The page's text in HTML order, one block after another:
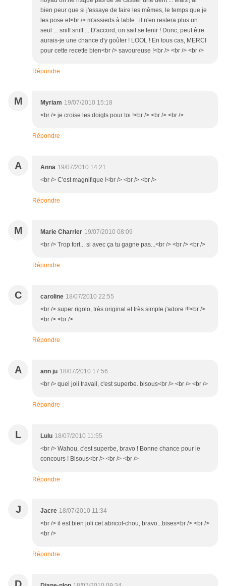
bien peur que si j'essaye de faire les mêmes, le temps que je
les pose et<br /> m'assieds à table : il n'en restera plus un
seul ... sniff sniff ... D'accord, on sait se tenir ! Donc, peut être
aurais-je une chance d'y goûter ! LOOL ! En tous cas, MERCI
pour cette recette bien<br /> savoureuse !<br /> <br /> <br />
Répondre
M Myriam 19/07/2010 15:18
<br /> je croise les doigts pour toi !<br /> <br /> <br />
Répondre
A Anna 19/07/2010 14:21
<br /> C'est magnifique !<br /> <br /> <br />
Répondre
M Marie Charrier 19/07/2010 08:09
<br /> Trop fort... si avec ça tu gagne pas...<br /> <br /> <br />
Répondre
C caroline 18/07/2010 22:55
<br /> super rigolo, très original et très simple j'adore !!!<br />
<br /> <br />
Répondre
A ann ju 18/07/2010 17:56
<br /> quel joli travail, c'est superbe. bisous<br /> <br /> <br />
Répondre
L Lulu 18/07/2010 11:55
<br /> Wahou, c'est superbe, bravo ! Bonne chance pour le
concours ! Bisous<br /> <br /> <br />
Répondre
J Jacre 18/07/2010 11:34
<br /> il est bien joli cet abricot-chou, bravo...bises<br /> <br />
<br />
Répondre